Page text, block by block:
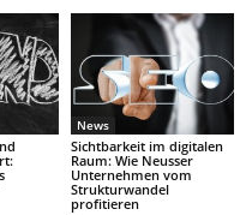
News
Sichtbarkeit im digitalen
Raum: Wie Neusser
Unternehmen vom
Strukturwandel
profitieren